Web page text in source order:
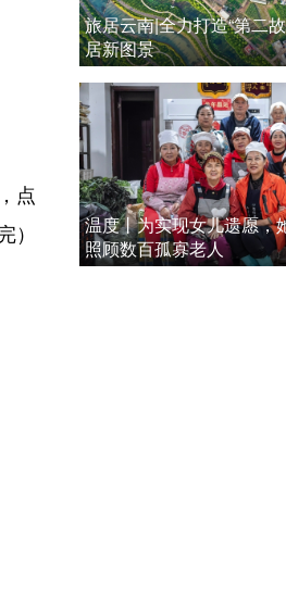
点
旅居云南|全力打造“第二
居新图景
温度丨为实现女儿遗愿，
照顾数百孤寡老人